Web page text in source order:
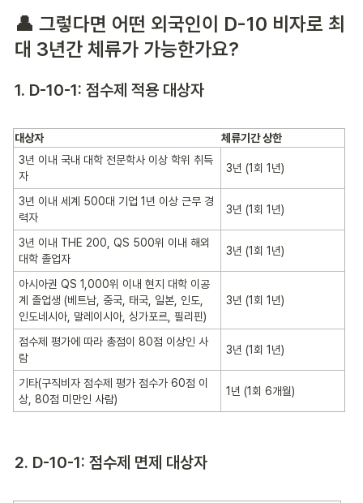
👤 그렇다면 어떤 외국인이 D-10 비자로 최
대 3년간 체류가 가능한가요?
1. D-10-1: 점수제 적용 대상자
대상자
체류기간 상한
3년 이내 국내 대학 전문학사 이상 학위 취득
자
3년 (1회 1년)
3년 이내 세계 500대 기업 1년 이상 근무 경
력자
3년 (1회 1년)
3년 이내 THE 200, QS 500위 이내 해외
대학 졸업자
3년 (1회 1년)
아시아권 QS 1,000위 이내 현지 대학 이공
계 졸업생 (베트남, 중국, 태국, 일본, 인도,
인도네시아, 말레이시아, 싱가포르, 필리핀)
3년 (1회 1년)
점수제 평가에 따라 총점이 80점 이상인 사
람
3년 (1회 1년)
기타(구직비자 점수제 평가 점수가 60점 이
상, 80점 미만인 사람)
1년 (1회 6개월)
2. D-10-1: 점수제 면제 대상자